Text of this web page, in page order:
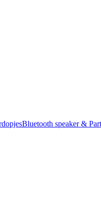
Bluetooth speaker &